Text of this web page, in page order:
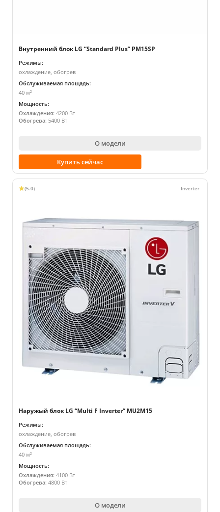
Внутренний блок LG “Standard Plus” PM15SP
Режимы:
охлаждение, обогрев
Обслуживаемая площадь:
40 м²
Мощность:
Охлаждения: 4200 Вт
Обогрева: 5400 Вт
О модели
Купить сейчас
(5.0)
Наружый блок LG “Multi F Inverter” MU2M15
Режимы:
охлаждение, обогрев
Обслуживаемая площадь:
40 м²
Мощность:
Охлаждения: 4100 Вт
Обогрева: 4800 Вт
О модели